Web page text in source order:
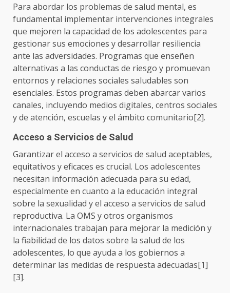
Para abordar los problemas de salud mental, es
fundamental implementar intervenciones integrales
que mejoren la capacidad de los adolescentes para
gestionar sus emociones y desarrollar resiliencia
ante las adversidades. Programas que enseñen
alternativas a las conductas de riesgo y promuevan
entornos y relaciones sociales saludables son
esenciales. Estos programas deben abarcar varios
canales, incluyendo medios digitales, centros sociales
y de atención, escuelas y el ámbito comunitario[2].
Acceso a Servicios de Salud
Garantizar el acceso a servicios de salud aceptables,
equitativos y eficaces es crucial. Los adolescentes
necesitan información adecuada para su edad,
especialmente en cuanto a la educación integral
sobre la sexualidad y el acceso a servicios de salud
reproductiva. La OMS y otros organismos
internacionales trabajan para mejorar la medición y
la fiabilidad de los datos sobre la salud de los
adolescentes, lo que ayuda a los gobiernos a
determinar las medidas de respuesta adecuadas[1]
[3].